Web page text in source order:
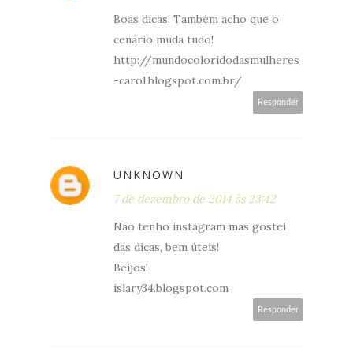
Boas dicas! Também acho que o
cenário muda tudo!
http://mundocoloridodasmulheres
-carol.blogspot.com.br/
Responder
UNKNOWN
7 de dezembro de 2014 às 23:42
Não tenho instagram mas gostei
das dicas, bem úteis!
Beijos!
islary34.blogspot.com
Responder